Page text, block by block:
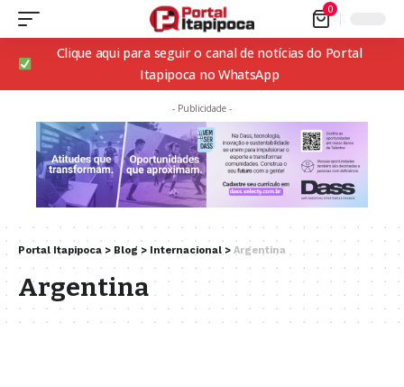
0
Clique aqui para seguir o canal de notícias do Portal
Itapipoca no WhatsApp
- Publicidade -
Portal Itapipoca > Blog > Internacional > Argentina
Argentina